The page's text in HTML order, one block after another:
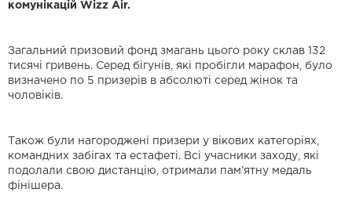
комунікацій Wizz Air.
Загальний призовий фонд змагань цього року склав 132
тисячі гривень. Серед бігунів, які пробігли марафон, було
визначено по 5 призерів в абсолюті серед жінок та
чоловіків.
Також були нагороджені призери у вікових категоріях,
командних забігах та естафеті. Всі учасники заходу, які
подолали свою дистанцію, отримали пам’ятну медаль
фінішера.